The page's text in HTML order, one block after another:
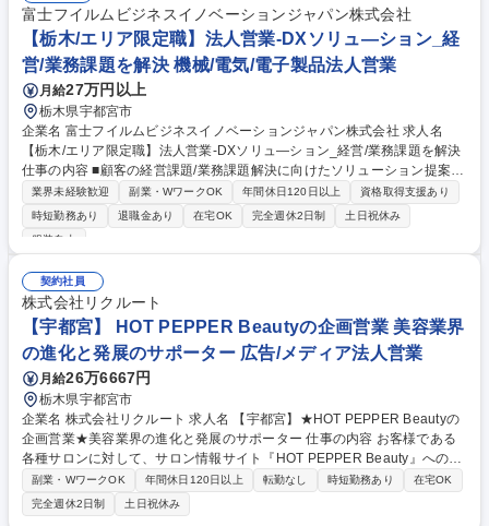
巻き込みながら課題設定から実行、効果検証まで主体的に進め、管理職と
して必要な視点、判断力、推進力を磨けます。 募集職種 【栃木/法人営
業】女性限定管理職候補採用(ポジティブアクション)
富士フイルムビジネスイノベーションジャパン株式会社
【栃木/エリア限定職】法人営業-DXソリュ―ション_経
営/業務課題を解決 機械/電気/電子製品法人営業
月給27万円以上
栃木県宇都宮市
企業名 富士フイルムビジネスイノベーションジャパン株式会社 求人名
【栃木/エリア限定職】法人営業-DXソリュ―ション_経営/業務課題を解決
仕事の内容 ■顧客の経営課題/業務課題解決に向けたソリューション提案を
行います ■顧客の取り巻く環境やIR情報、顧客の声から本質的な課題仮説
を立案し 社内エンジニア/専門部隊をリードしつつ、案件を推進します。
【顧客】国内大手/準大手の経営層やユーザー部門(既存顧客深耕が8割）
能。提案幅が広く製造/開発現場に近い業務システム、経営課題に紐づく基
幹システムまで課題に合わせて提案ができます。 【主なテーマ例】DX化
および働き方改革実現／情報セキュリティ／AIを活用した業務効率化/業務
プロセスデジタル化／情報の一元管理・共有／基幹システム変更など 募集
職種 【栃木/エリア限定職】法人営業-DXソリュ―ション_経営/業務課題を
業界未経験歓迎 副業・WワークOK 年間休日120日以上
資格取得支援あり
時短勤務あり
退職金あり 在宅OK 完全週休2日制
土日祝休み
服装自由
契約社員
株式会社リクルート
【宇都宮】 HOT PEPPER Beautyの企画営業 美容業界
の進化と発展のサポーター 広告/メディア法人営業
月給26万6667円
栃木県宇都宮市
企業名 株式会社リクルート 求人名 【宇都宮】★HOT PEPPER Beautyの
企画営業★美容業界の進化と発展のサポーター 仕事の内容 お客様である
各種サロンに対して、サロン情報サイト『HOT PEPPER Beauty』への掲
載などを通して、業界や担当地域のトレンドを把握し、クライアントの課
題に対して具体的な解決策を提案していただきます。 各種美容系サロンク
ライアントへ新規・既存営業をお任せします。ただサービスを売るのでは
副業・WワークOK 年間休日120日以上 転勤なし 時短勤務あり
在宅OK
完全週休2日制
土日祝休み